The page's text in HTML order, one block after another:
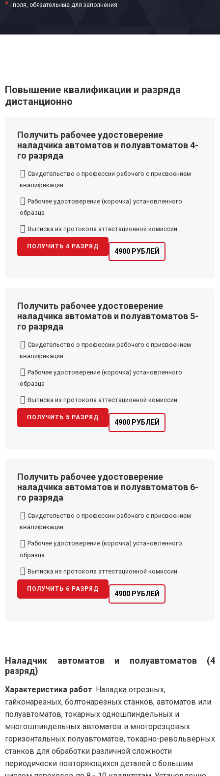
* - поля, обязательные для заполнения
Повышение квалификации и разряда
дистанционно
Получить рабочее удостоверение
наладчика автоматов и полуавтоматов 4-
го разряда
Свидетельство о профессии рабочего с присвоением
квалификации
Рабочее удостоверение (корочка) установленного
образца
Выписка из протокола аттестационной комиссии
4900 РУБЛЕЙ
ПОЛУЧИТЬ 4 РАЗРЯД
Получить рабочее удостоверение
наладчика автоматов и полуавтоматов 5-
го разряда
Свидетельство о профессии рабочего с присвоением
квалификации
Рабочее удостоверение (корочка) установленного
образца
Выписка из протокола аттестационной комиссии
4900 РУБЛЕЙ
ПОЛУЧИТЬ 5 РАЗРЯД
Получить рабочее удостоверение
наладчика автоматов и полуавтоматов 6-
го разряда
Свидетельство о профессии рабочего с присвоением
квалификации
Рабочее удостоверение (корочка) установленного
образца
Выписка из протокола аттестационной комиссии
4900 РУБЛЕЙ
ПОЛУЧИТЬ 6 РАЗРЯД
Наладчик автоматов и полуавтоматов (4
разряд)
Характеристика работ. Наладка отрезных,
гайконарезных, болтонарезных станков, автоматов или
полуавтоматов, токарных одношпиндельных и
многошпиндельных автоматов и многорезцовых
горизонтальных полуавтоматов, токарно-револьверных
станков для обработки различной сложности
периодически повторяющихся деталей с большим